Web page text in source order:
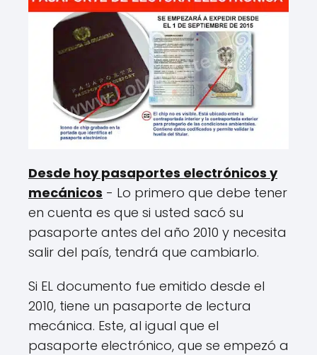
Desde hoy pasaportes electrónicos y
mecánicos - Lo primero que debe tener
en cuenta es que si usted sacó su
pasaporte antes del año 2010 y necesita
salir del país, tendrá que cambiarlo.
Si EL documento fue emitido desde el
2010, tiene un pasaporte de lectura
mecánica. Este, al igual que el
pasaporte electrónico, que se empezó a